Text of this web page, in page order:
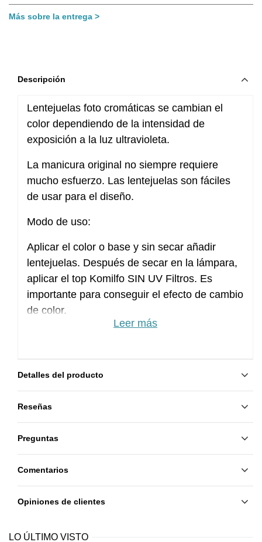
Más sobre la entrega
Descripción
Lentejuelas foto cromáticas se cambian el
color dependiendo de la intensidad de
exposición a la luz ultravioleta.
La manicura original no siempre requiere
mucho esfuerzo. Las lentejuelas son fáciles
de usar para el diseño.
Modo de uso:
Aplicar el color o base y sin secar añadir
lentejuelas. Después de secar en la lámpara,
aplicar el top Komilfo SIN UV Filtros. Es
importante para conseguir el efecto de cambio
de color.
Leer más
Detalles del producto
Reseñas
Preguntas
Comentarios
Opiniones de clientes
LO ÚLTIMO VISTO